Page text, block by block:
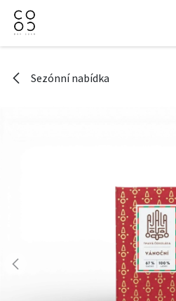
Přejít na obsah
Sezónní nabídka